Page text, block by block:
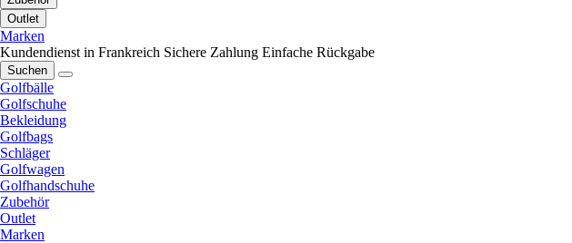
Outlet
Marken
Kundendienst in Frankreich Sichere Zahlung Einfache Rückgabe
Suchen
Golfbälle
Golfschuhe
Bekleidung
Golfbags
Schläger
Golfwagen
Golfhandschuhe
Zubehör
Outlet
Marken